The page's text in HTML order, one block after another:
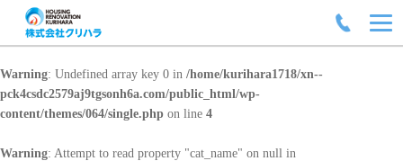
Warning: Undefined array key 0 in /home/kurihara1718/xn--
pck4csdc2579aj9tgsonh6a.com/public_html/wp-
content/themes/064/single.php on line 4
Warning: Attempt to read property "cat_name" on null in